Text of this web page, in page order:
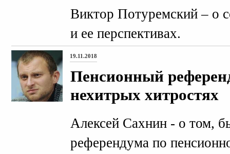
Виктор Потуремский – о
и ее перспективах.
19.11.2018
Пенсионный
нехитрых хитростях
Алексей Сахнин - о том,
референдума по